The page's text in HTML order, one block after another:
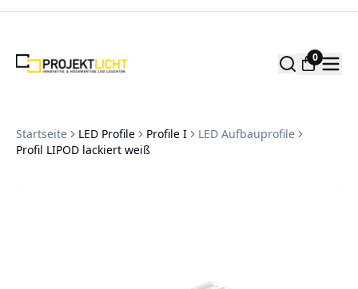
Zum Inhalt springen
0
Startseite LED Profile Profile I
LED Aufbauprofile
Profil LIPOD lackiert weiß